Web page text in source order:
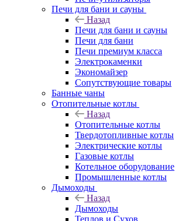
Печи для бани и сауны
Назад
Печи для бани и сауны
Печи для бани
Печи премиум класса
Электрокаменки
Экономайзер
Сопутствующие товары
Банные чаны
Отопительные котлы
Назад
Отопительные котлы
Твердотопливные котлы
Электрические котлы
Газовые котлы
Котельное оборудование
Промышленные котлы
Дымоходы
Назад
Дымоходы
Теплов и Сухов